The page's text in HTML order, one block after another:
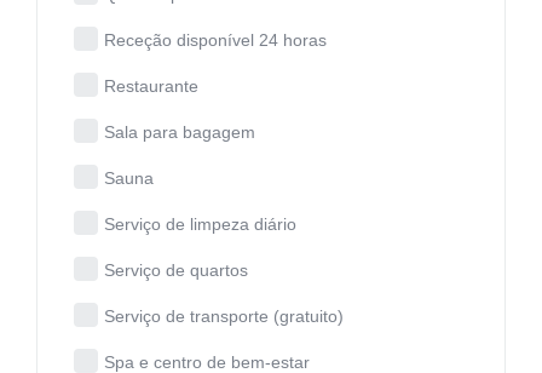
Receção disponível 24 horas
Restaurante
Sala para bagagem
Sauna
Serviço de limpeza diário
Serviço de quartos
Serviço de transporte (gratuito)
Spa e centro de bem-estar